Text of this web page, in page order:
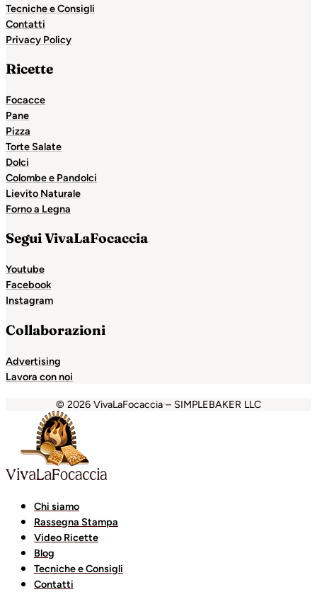
Tecniche e Consigli
Contatti
Privacy Policy
Ricette
Focacce
Pane
Pizza
Torte Salate
Dolci
Colombe e Pandolci
Lievito Naturale
Forno a Legna
Segui VivaLaFocaccia
Youtube
Facebook
Instagram
Collaborazioni
Advertising
Lavora con noi
© 2026 VivaLaFocaccia – SIMPLEBAKER LLC
holiganbet
Chi siamo
Rassegna Stampa
Video Ricette
Blog
Tecniche e Consigli
Contatti